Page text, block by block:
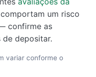
comportam um risco
confirme as
de depositar.
variar conforme o